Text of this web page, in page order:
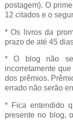
postagem). O
12 citados e o
* Os livros da
prazo de até 45
* O blog não se
incorretamente
dos prêmios.
errado não serão
* Fica entendido
presente no blog,